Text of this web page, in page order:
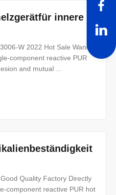
innere
W 2022 Hot Sale Wanli®
component reactive PUR
and mutual ...
Quality Factory Directly
component reactive PUR hot